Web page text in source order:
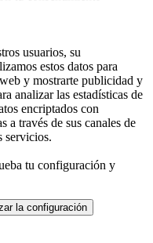
usuarios, su
estos datos para
y mostrarte publicidad y
analizar las estadísticas de
encriptados con
a través de sus canales de
servicios.
tu configuración y
la configuración